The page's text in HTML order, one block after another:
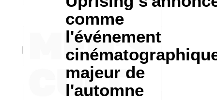
comme
l'événement
majeur de
l'automne